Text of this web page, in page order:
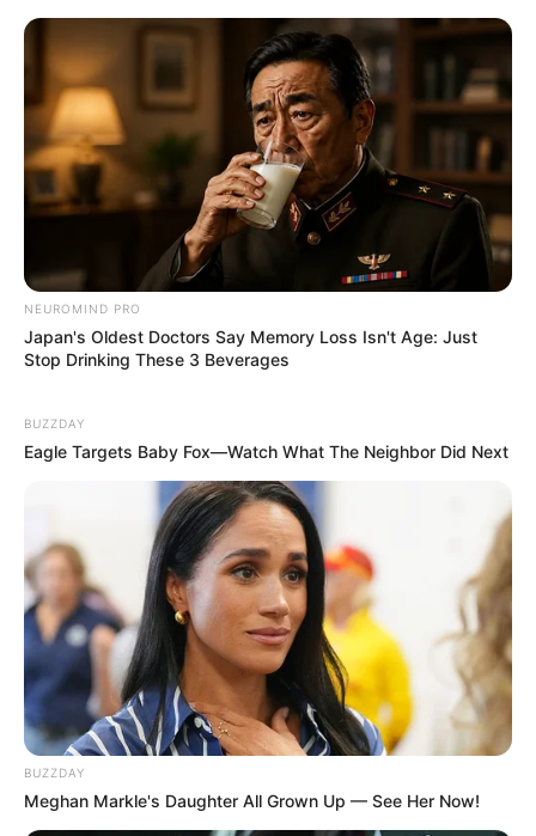
NEUROMIND PRO
Japan's Oldest Doctors Say Memory Loss Isn't Age: Just
Stop Drinking These 3 Beverages
BUZZDAY
Eagle Targets Baby Fox—Watch What The Neighbor Did Next
BUZZDAY
Meghan Markle's Daughter All Grown Up — See Her Now!